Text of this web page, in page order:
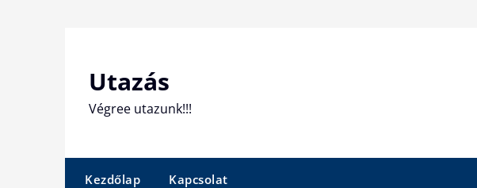
Utazás
Végree utazunk!!!
Kezdőlap Kapcsolat